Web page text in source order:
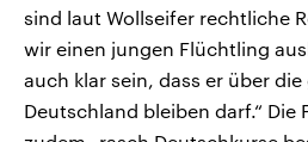
sind laut Wollseifer rechtliche
wir einen jungen Flüchtling
auch klar sein, dass er über
Deutschland bleiben darf.“